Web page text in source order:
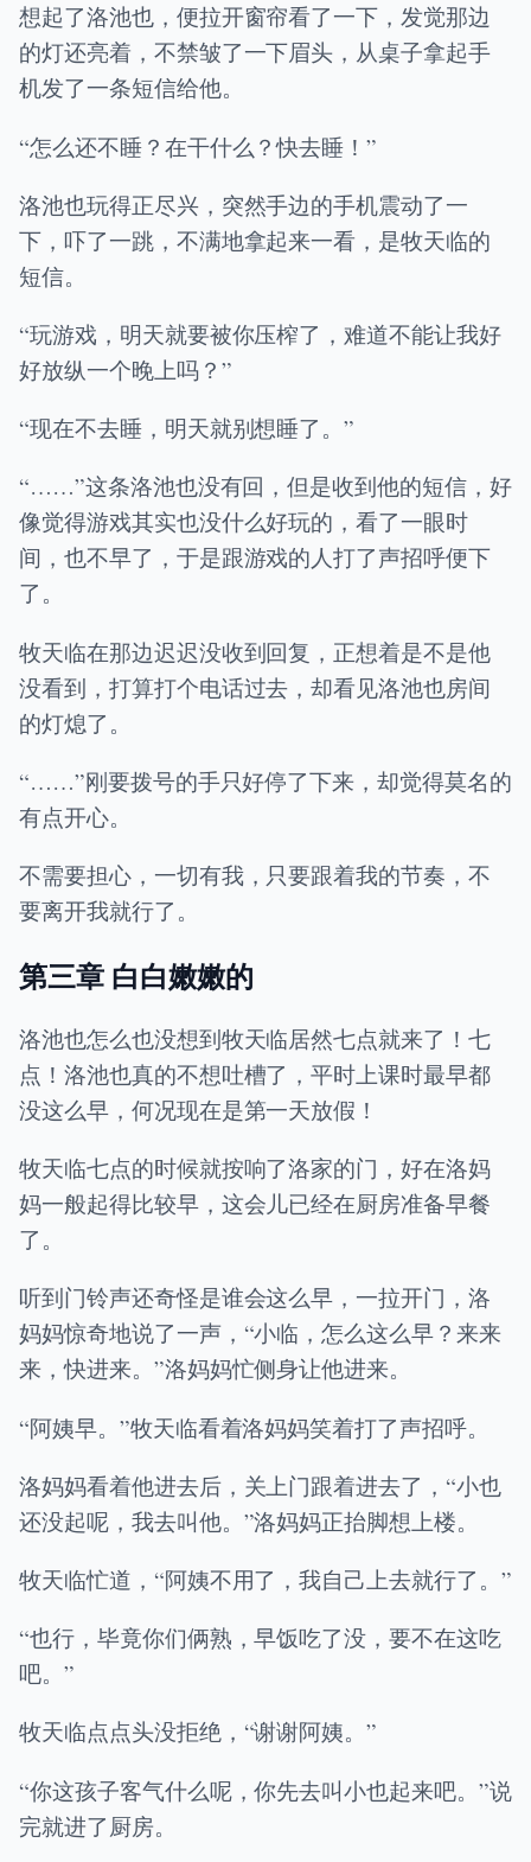
想起了洛池也，便拉开窗帘看了一下，发觉那边
的灯还亮着，不禁皱了一下眉头，从桌子拿起手
机发了一条短信给他。
“怎么还不睡？在干什么？快去睡！”
洛池也玩得正尽兴，突然手边的手机震动了一
下，吓了一跳，不满地拿起来一看，是牧天临的
短信。
“玩游戏，明天就要被你压榨了，难道不能让我好
好放纵一个晚上吗？”
“现在不去睡，明天就别想睡了。”
“……”这条洛池也没有回，但是收到他的短信，好
像觉得游戏其实也没什么好玩的，看了一眼时
间，也不早了，于是跟游戏的人打了声招呼便下
了。
牧天临在那边迟迟没收到回复，正想着是不是他
没看到，打算打个电话过去，却看见洛池也房间
的灯熄了。
“……”刚要拨号的手只好停了下来，却觉得莫名的
有点开心。
不需要担心，一切有我，只要跟着我的节奏，不
要离开我就行了。
第三章 白白嫩嫩的
洛池也怎么也没想到牧天临居然七点就来了！七
点！洛池也真的不想吐槽了，平时上课时最早都
没这么早，何况现在是第一天放假！
牧天临七点的时候就按响了洛家的门，好在洛妈
妈一般起得比较早，这会儿已经在厨房准备早餐
了。
听到门铃声还奇怪是谁会这么早，一拉开门，洛
妈妈惊奇地说了一声，“小临，怎么这么早？来来
来，快进来。”洛妈妈忙侧身让他进来。
“阿姨早。”牧天临看着洛妈妈笑着打了声招呼。
洛妈妈看着他进去后，关上门跟着进去了，“小也
还没起呢，我去叫他。”洛妈妈正抬脚想上楼。
牧天临忙道，“阿姨不用了，我自己上去就行了。”
“也行，毕竟你们俩熟，早饭吃了没，要不在这吃
吧。”
牧天临点点头没拒绝，“谢谢阿姨。”
“你这孩子客气什么呢，你先去叫小也起来吧。”说
完就进了厨房。